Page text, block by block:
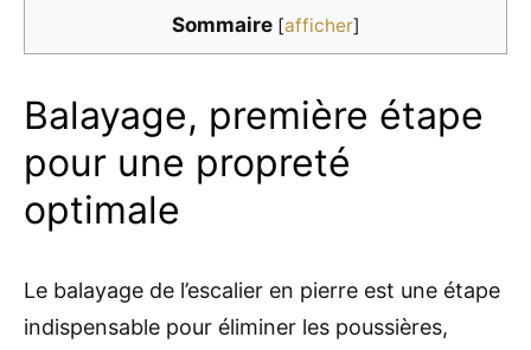
Sommaire [afficher]
Balayage, première étape
pour une propreté
optimale
Le balayage de l’escalier en pierre est une étape
indispensable pour éliminer les poussières,